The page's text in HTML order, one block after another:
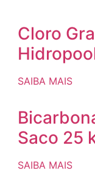
Cloro
SAIBA MAIS
Saco 25
SAIBA MAIS